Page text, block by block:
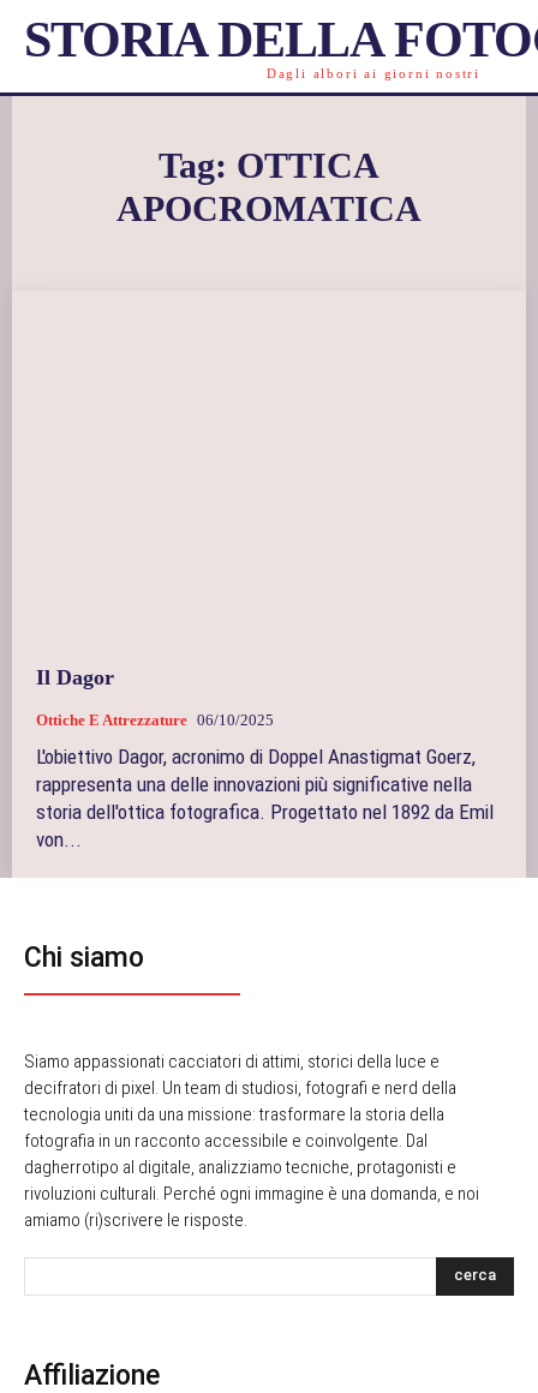
STORIA DELLA
Dagli albori ai giorni nostri
Tag: OTTICA
APOCROMATICA
Il Dagor
Ottiche E Attrezzature 06/10/2025
L'obiettivo Dagor, acronimo di Doppel Anastigmat Goerz,
rappresenta una delle innovazioni più significative nella
storia dell'ottica fotografica. Progettato nel 1892 da Emil
von...
Chi siamo
Siamo appassionati cacciatori di attimi, storici della luce e
decifratori di pixel. Un team di studiosi, fotografi e nerd della
tecnologia uniti da una missione: trasformare la storia della
fotografia in un racconto accessibile e coinvolgente. Dal
dagherrotipo al digitale, analizziamo tecniche, protagonisti e
rivoluzioni culturali. Perché ogni immagine è una domanda, e noi
amiamo (ri)scrivere le risposte.
cerca
Affiliazione